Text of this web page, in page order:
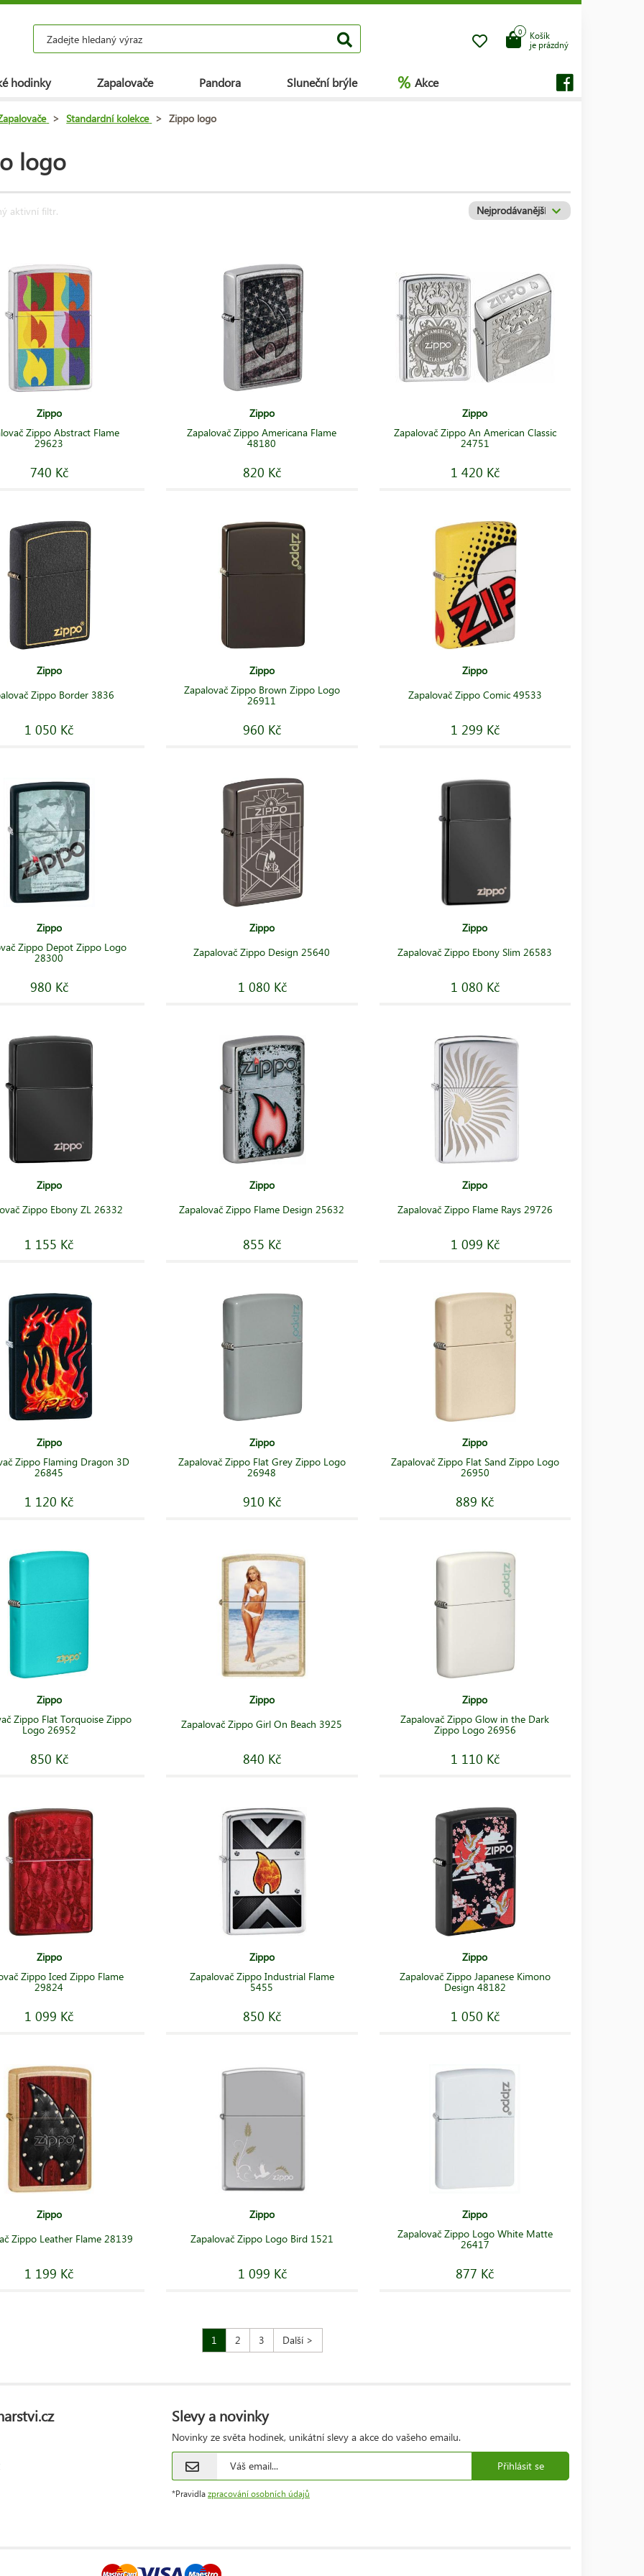
Košík
je prázdný
0
hodinky Zapalovače Pandora Sluneční brýle % Akce
> Standardní kolekce > Zippo logo
logo
aktivní filtr.
Zippo
Zippo Abstract Flame
29623
740 Kč
Zippo
Zapalovač Zippo Americana Flame
48180
820 Kč
Zippo
Zapalovač Zippo An American Classic
24751
1 420 Kč
Zippo
Zippo Border 3836
1 050 Kč
Zippo
Zapalovač Zippo Brown Zippo Logo
26911
960 Kč
Zippo
Zapalovač Zippo Comic 49533
1 299 Kč
Zippo
Zippo Depot Zippo Logo
28300
980 Kč
Zippo
Zapalovač Zippo Design 25640
1 080 Kč
Zippo
Zapalovač Zippo Ebony Slim 26583
1 080 Kč
Zippo
Zippo Ebony ZL 26332
1 155 Kč
Zippo
Zapalovač Zippo Flame Design 25632
855 Kč
Zippo
Zapalovač Zippo Flame Rays 29726
1 099 Kč
Zippo
Zippo Flaming Dragon 3D
26845
1 120 Kč
Zippo
Zapalovač Zippo Flat Grey Zippo Logo
26948
910 Kč
Zippo
Zapalovač Zippo Flat Sand Zippo Logo
26950
889 Kč
Zippo
Zippo Flat Torquoise Zippo
Logo 26952
850 Kč
Zippo
Zapalovač Zippo Girl On Beach 3925
840 Kč
Zippo
Zapalovač Zippo Glow in the Dark
Zippo Logo 26956
1 110 Kč
Zippo
Zippo Iced Zippo Flame
29824
1 099 Kč
Zippo
Zapalovač Zippo Industrial Flame
5455
850 Kč
Zippo
Zapalovač Zippo Japanese Kimono
Design 48182
1 050 Kč
Zippo
Zippo Leather Flame 28139
1 199 Kč
Zippo
Zapalovač Zippo Logo Bird 1521
1 099 Kč
Zippo
Zapalovač Zippo Logo White Matte
26417
877 Kč
1 2 3 Další >
Slevy a novinky
Novinky ze světa hodinek, unikátní slevy a akce do vašeho emailu.
Přihlásit se
*Pravidla zpracování osobních údajů